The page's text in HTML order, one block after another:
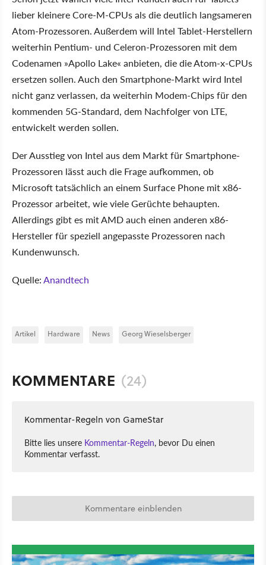
lieber kleinere Core-M-CPUs als die deutlich langsameren
Atom-Prozessoren. Außerdem will Intel Tablet-Herstellern
weiterhin Pentium- und Celeron-Prozessoren mit dem
Codenamen »Apollo Lake« anbieten, die die Atom-x-CPUs
ersetzen sollen. Auch den Smartphone-Markt wird Intel
nicht ganz verlassen, da weiterhin Modem-Chips für den
kommenden 5G-Standard, dem Nachfolger von LTE,
entwickelt werden sollen.
Der Ausstieg von Intel aus dem Markt für Smartphone-
Prozessoren lässt auch die Frage aufkommen, ob
Microsoft tatsächlich an einem Surface Phone mit x86-
Prozessor arbeitet, wie viele Gerüchte behaupten.
Allerdings gibt es mit AMD auch einen anderen x86-
Hersteller für speziell angepasste Prozessoren nach
Kundenwunsch.
Quelle:Anandtech
Artikel Hardware News Georg Wieselsberger
KOMMENTARE (24)
Kommentar-Regeln von GameStar
Bitte lies unsere Kommentar-Regeln, bevor Du einen
Kommentar verfasst.
Kommentare einblenden